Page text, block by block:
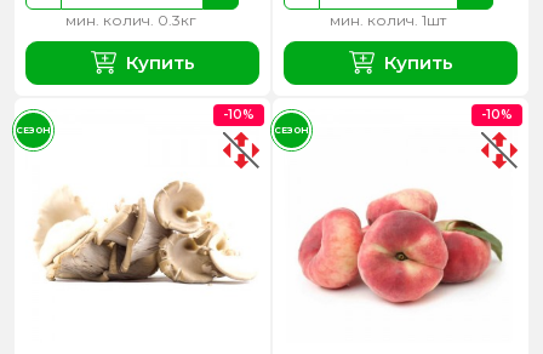
мин. колич. 0.3кг
Купить
мин. колич. 1шт
Купить
-10%
СЕЗОН
-10%
СЕЗОН